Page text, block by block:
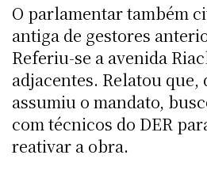
O parlamentar também
antiga de gestores
Referiu-se a avenida
adjacentes. Relatou que,
assumiu o mandato,
com técnicos do DER
reativar a obra.